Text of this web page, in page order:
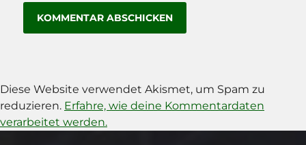
Diese Website verwendet Akismet, um Spam zu
reduzieren. Erfahre, wie deine Kommentardaten
verarbeitet werden.